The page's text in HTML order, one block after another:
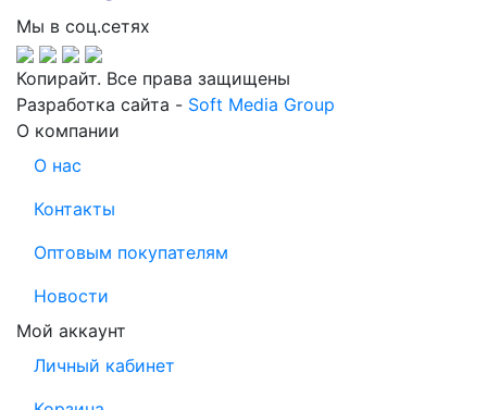
Мы в соц.сетях
Копирайт. Все права защищены
Разработка сайта - Soft Media Group
О компании
О нас
Контакты
Оптовым покупателям
Новости
Мой аккаунт
Личный кабинет